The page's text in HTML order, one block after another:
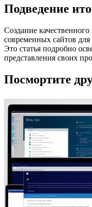
Подведение
Создание
современных сайтов
Это статья подробно
представления своих
Посмортите